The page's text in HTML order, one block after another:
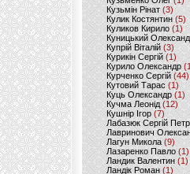
Кузьмін Рінат(3)
Кулик Костянтин(5)
Куликов Кирило (1)
Куницький
Купрій Віталій (3)
Курикін Сергій(1)
Курило Олександр
Курченко Сергій (44)
Кутовий Тарас (1)
Куць Олександр (1)
Кучма Леонід (12)
Кушнір Ігор(7)
Лабазюк Сергій
Лавринович
Лагун Микола(9)
Лазаренко Павло (1)
Ландик Валентин (1)
Ландік Роман (1)